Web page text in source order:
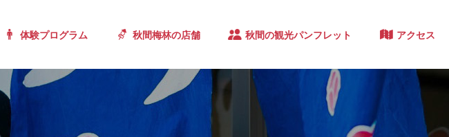
体験プログラム 秋間梅林の店舗 秋間の観光パンフレット アクセス